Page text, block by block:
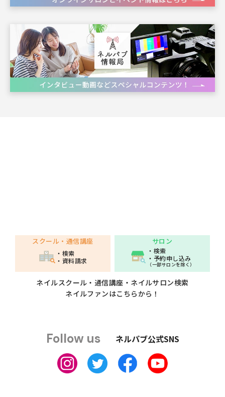
Follow us ネルパブ公式SNS
スクール・通信講座
・検索
・資料請求
サロン
・検索
・予約申し込み
（一部サロンを除く）
ネイルスクール・通信講座・ネイルサロン検索
ネイルファンはこちらから！